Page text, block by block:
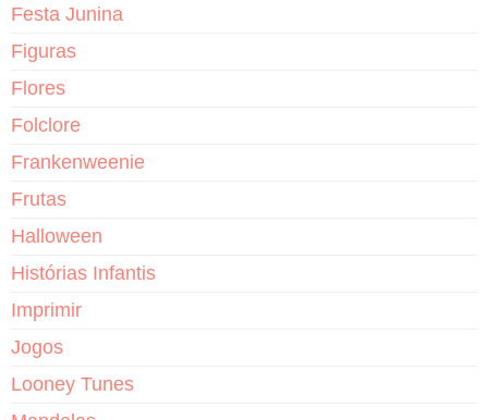
Festa Junina
Figuras
Flores
Folclore
Frankenweenie
Frutas
Halloween
Histórias Infantis
Imprimir
Jogos
Looney Tunes